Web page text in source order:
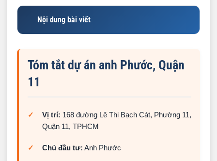
Nội dung bài viết
Tổng quan dự án nhà phố tại Quận 11
Phối cảnh 3D - Định hình phong cách nhà phố
hiện đại
Thi công phần thô - Đảm bảo nền móng và
Tóm tắt dự án anh Phước, Quận
11
Vị trí: 168 đường Lê Thị Bạch Cát, Phường 11,
Quận 11, TPHCM
Chủ đầu tư: Anh Phước